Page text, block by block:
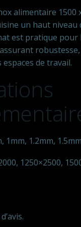
alimentaire 1500
un haut niveau
est pratique pour
de travail.
1mm, 1.2mm, 1.5mm
1250×2500,